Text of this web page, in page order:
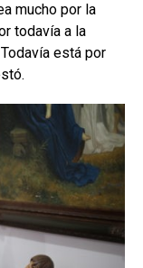
mucho por la
todavía a la
está por